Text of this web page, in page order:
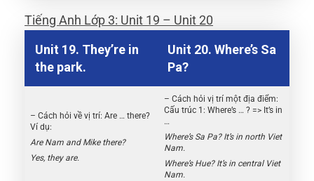
Tiếng Anh Lớp 3: Unit 19 – Unit 20
Unit 19. They’re in
the park.
Unit 20. Where’s Sa
Pa?
– Cách hỏi về vị trí: Are … there?
Ví dụ:
Are Nam and Mike there?
Yes, they are.
– Cách hỏi vị trí một địa điểm:
Cấu trúc 1: Where’s … ? => It’s in
…
Where’s Sa Pa? It’s in north Viet
Nam.
Where’s Hue? It’s in central Viet
Nam.